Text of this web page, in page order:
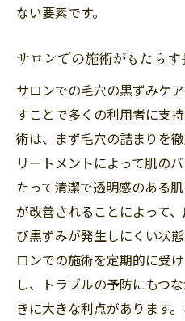
ない要素です。
サロンでの施術がもたら
サロンでの毛穴の黒ずみケ
すことで多くの利用者に支
術は、まず毛穴の詰まりを
リートメントによって肌の
たって清潔で透明感のある
が改善されることによって
び黒ずみが発生しにくい状
ロンでの施術を定期的に受
し、トラブルの予防にもつ
きに大きな利点があります